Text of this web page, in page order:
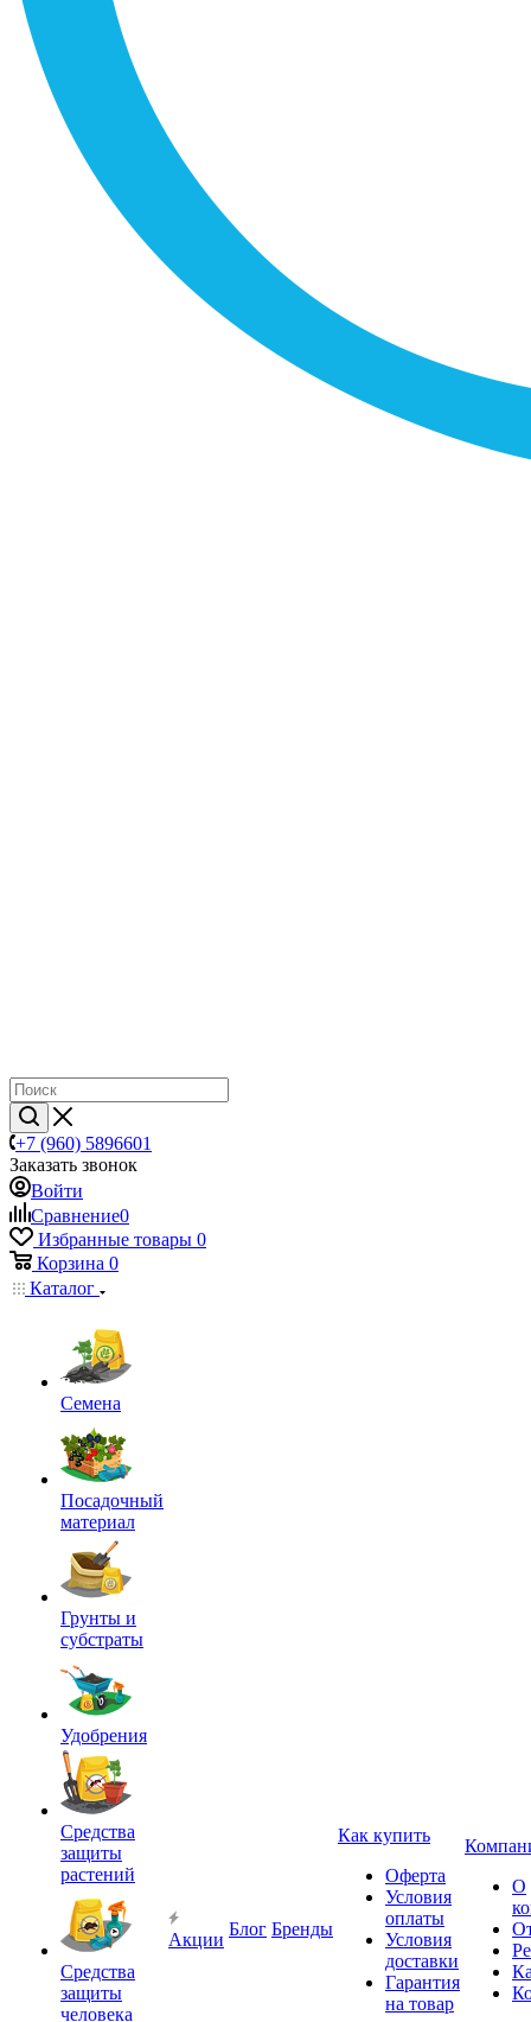
+7 (960) 5896601
Заказать звонок
Войти
Сравнение0
Избранные товары 0
Корзина 0
Каталог
Семена
Посадочный
материал
Грунты и
субстраты
Удобрения
Средства
защиты
растений
Средства
защиты
человека
Акции
Блог Бренды
Как купить
Оферта
Условия
оплаты
Условия
доставки
Гарантия
на товар
О